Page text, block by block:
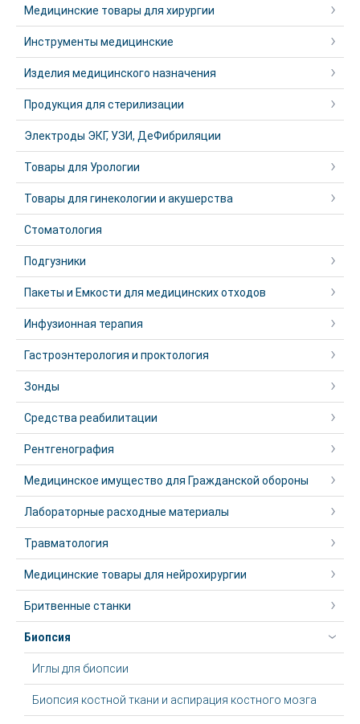
Медицинские товары для хирургии
Инструменты медицинские
Изделия медицинского назначения
Продукция для стерилизации
Электроды ЭКГ, УЗИ, ДеФибриляции
Товары для Урологии
Товары для гинекологии и акушерства
Стоматология
Подгузники
Пакеты и Емкости для медицинских отходов
Инфузионная терапия
Гастроэнтерология и проктология
Зонды
Средства реабилитации
Рентгенография
Медицинское имущество для Гражданской обороны
Лабораторные расходные материалы
Травматология
Медицинские товары для нейрохирургии
Бритвенные станки
Биопсия
Иглы для биопсии
Биопсия костной ткани и аспирация костного мозга